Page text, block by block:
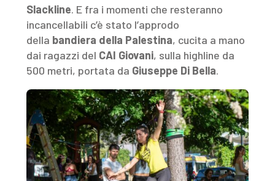
Slackline. E fra i momenti che resteranno
incancellabili c’è stato l’approdo
della bandiera della Palestina, cucita a mano
dai ragazzi del CAI Giovani, sulla highline da
500 metri, portata da Giuseppe Di Bella.